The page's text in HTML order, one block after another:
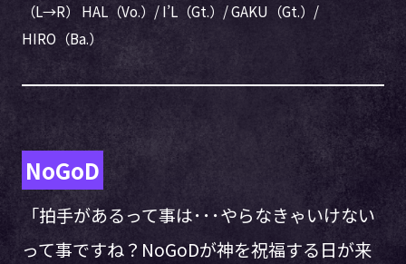
（L→R） HAL（Vo.）/ I’L（Gt.）/ GAKU（Gt.）/
HIRO（Ba.）
NoGoD
「拍手があるって事は･･･やらなきゃいけない
って事ですね？NoGoDが神を祝福する日が来